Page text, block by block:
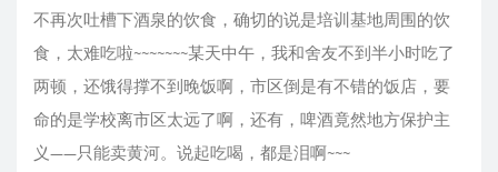
不再次吐槽下酒泉的饮食，确切的说是培训基地周围的饮
食，太难吃啦~~~~~~~某天中午，我和舍友不到半小时吃了
两顿，还饿得撑不到晚饭啊，市区倒是有不错的饭店，要
命的是学校离市区太远了啊，还有，啤酒竟然地方保护主
义——只能卖黄河。说起吃喝，都是泪啊~~~